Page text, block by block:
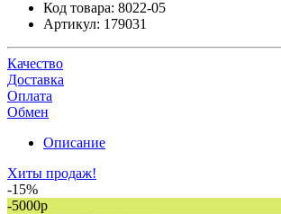
Код товара: 8022-05
Артикул: 179031
Качество
Доставка
Оплата
Обмен
Описание
Хиты продаж!
-15%
-5000р